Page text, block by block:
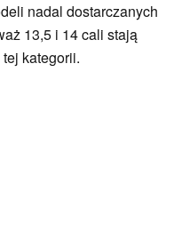
nadal dostarczanych
13,5 i 14 cali stają
kategorii.